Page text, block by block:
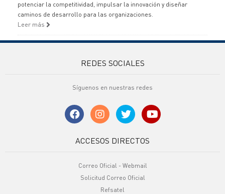
potenciar la competitividad, impulsar la innovación y diseñar
caminos de desarrollo para las organizaciones.
Leer más
REDES SOCIALES
Síguenos en nuestras redes
ACCESOS DIRECTOS
Correo Oficial - Webmail
Solicitud Correo Oficial
Refsatel